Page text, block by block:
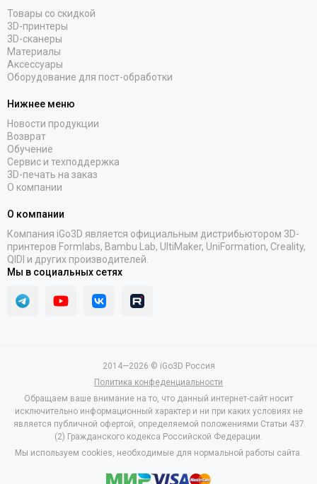
Товары со скидкой
3D-принтеры
3D-сканеры
Материалы
Аксессуары
Оборудование для пост-обработки
Нижнее меню
Новости продукции
Возврат
Обучение
Сервис и техподдержка
3D-печать на заказ
О компании
О компании
Компания iGo3D является официальным дистрибьютором 3D-
принтеров Formlabs, Bambu Lab, UltiMaker, UniFormation, Creality,
QIDI и других производителей.
Мы в социальных сетях
2014—2026 © iGo3D Россия
Политика конфеденциальности
Обращаем ваше внимание на то, что данный интернет-сайт носит
исключительно информационный характер и ни при каких условиях не
является публичной офертой, определяемой положениями Статьи 437
(2) Гражданского кодекса Российской Федерации.
Мы используем cookies, необходимые для нормальной работы сайта.